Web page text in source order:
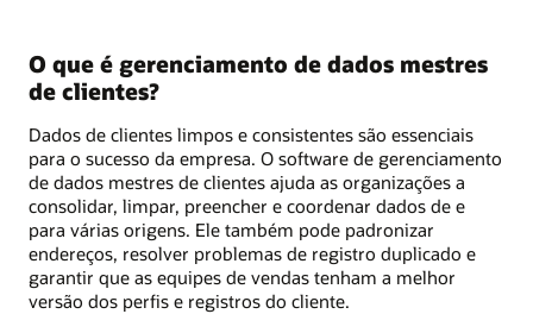
O que é gerenciamento de dados mestres
de clientes?
Dados de clientes limpos e consistentes são essenciais
para o sucesso da empresa. O software de gerenciamento
de dados mestres de clientes ajuda as organizações a
consolidar, limpar, preencher e coordenar dados de e
para várias origens. Ele também pode padronizar
endereços, resolver problemas de registro duplicado e
garantir que as equipes de vendas tenham a melhor
versão dos perfis e registros do cliente.